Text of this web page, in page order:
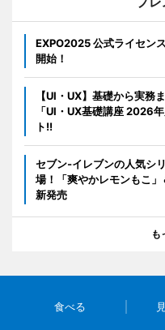
EXPO2025 公式ライセン
開始！
【UI・UX】基礎から実務
「UI・UX基礎講座 2026
ト!!
セブン‐イレブンの人気シ
場！「爽やかレモンもこ
新発売
も
食べる